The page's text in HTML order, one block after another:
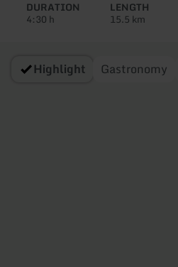
DURATION
4:30 h
LENGTH
15.5 km
Highlight Gastronomy